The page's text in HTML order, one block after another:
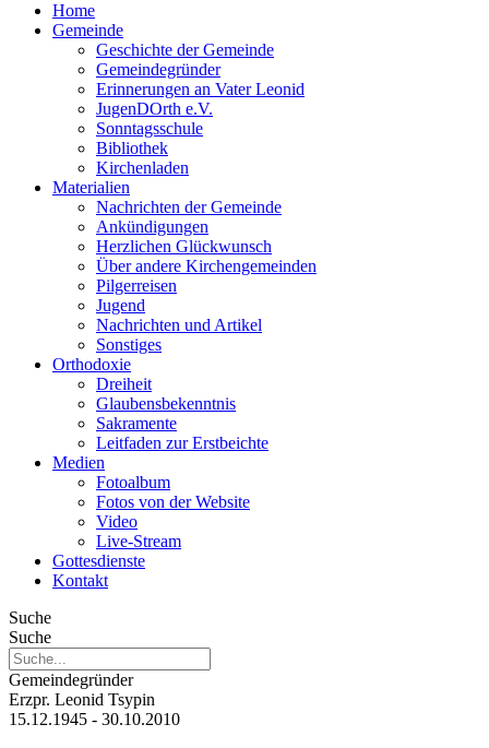
Home
Gemeinde
Geschichte der Gemeinde
Gemeindegründer
Erinnerungen an Vater Leonid
JugenDOrth e.V.
Sonntagsschule
Bibliothek
Kirchenladen
Materialien
Nachrichten der Gemeinde
Ankündigungen
Herzlichen Glückwunsch
Über andere Kirchengemeinden
Pilgerreisen
Jugend
Nachrichten und Artikel
Sonstiges
Orthodoxie
Dreiheit
Glaubensbekenntnis
Sakramente
Leitfaden zur Erstbeichte
Medien
Fotoalbum
Fotos von der Website
Video
Live-Stream
Gottesdienste
Kontakt
Suche
Suche
Gemeindegründer
Erzpr. Leonid Tsypin
15.12.1945 - 30.10.2010